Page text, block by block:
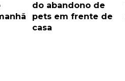
do abandono de
pets em frente de
casa